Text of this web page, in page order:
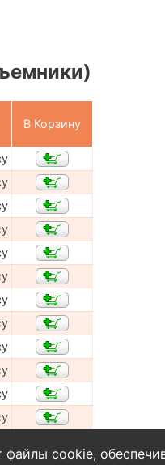
В Корзину
файлы cookie,